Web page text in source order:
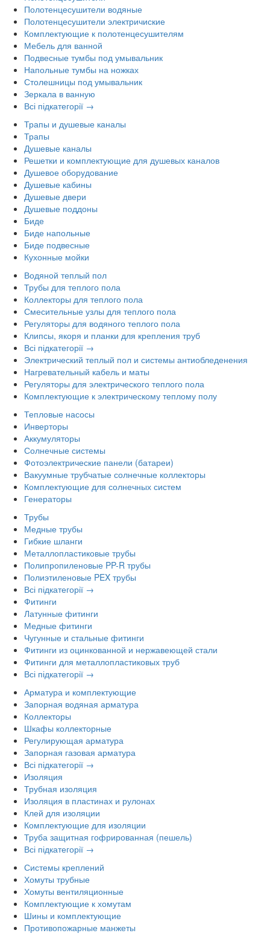
Полотенцесушители водяные
Полотенцесушители электричиские
Комплектующие к полотенцесушителям
Мебель для ванной
Подвесные тумбы под умывальник
Напольные тумбы на ножках
Столешницы под умывальник
Зеркала в ванную
Всі підкатегорії →
Трапы и душевые каналы
Трапы
Душевые каналы
Решетки и комплектующие для душевых каналов
Душевое оборудование
Душевые кабины
Душевые двери
Душевые поддоны
Биде
Биде напольные
Биде подвесные
Кухонные мойки
Водяной теплый пол
Трубы для теплого пола
Коллекторы для теплого пола
Смесительные узлы для теплого пола
Регуляторы для водяного теплого пола
Клипсы, якоря и планки для крепления труб
Всі підкатегорії →
Электрический теплый пол и системы антиобледенения
Нагревательный кабель и маты
Регуляторы для электрического теплого пола
Комплектующие к электрическому теплому полу
Тепловые насосы
Инверторы
Аккумуляторы
Солнечные системы
Фотоэлектрические панели (батареи)
Вакуумные трубчатые солнечные коллекторы
Комплектующие для солнечных систем
Генераторы
Трубы
Медные трубы
Гибкие шланги
Металлопластиковые трубы
Полипропиленовые PP-R трубы
Полиэтиленовые PEX трубы
Всі підкатегорії →
Фитинги
Латунные фитинги
Медные фитинги
Чугунные и стальные фитинги
Фитинги из оцинкованной и нержавеющей стали
Фитинги для металлопластиковых труб
Всі підкатегорії →
Арматура и комплектующие
Запорная водяная арматура
Коллекторы
Шкафы коллекторные
Регулирующая арматура
Запорная газовая арматура
Всі підкатегорії →
Изоляция
Трубная изоляция
Изоляция в пластинах и рулонах
Клей для изоляции
Комплектующие для изоляции
Труба защитная гофрированная (пешель)
Всі підкатегорії →
Системы креплений
Хомуты трубные
Хомуты вентиляционные
Комплектующие к хомутам
Шины и комплектующие
Противопожарные манжеты